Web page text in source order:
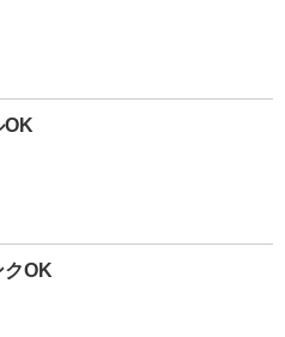
OK
クOK